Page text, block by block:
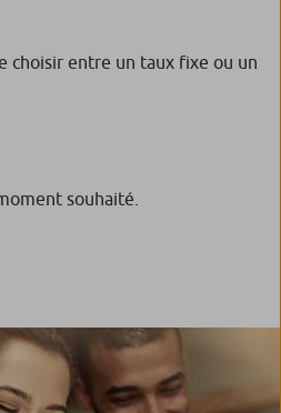
choisir entre un taux fixe ou un
souhaité.